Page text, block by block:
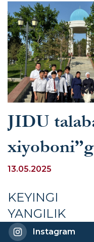
JIDU
buyurdi
13.05.2025
KEYINGI
YANGILIK
Instagram